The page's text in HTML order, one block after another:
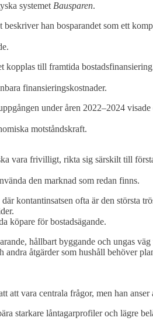
systemet Bausparen.
han bosparandet som ett
kopplas till framtida
finansieringskostnader.
under åren 2022–2024
motståndskraft.
vara frivilligt, rikta sig särskilt till
den marknad som redan finns.
kontantinsatsen ofta är den största
köpare för bostadsägande.
hållbart byggande och ungas
åtgärder som hushåll behöver
vara centrala frågor, men han anser
starkare låntagarprofiler och lägre